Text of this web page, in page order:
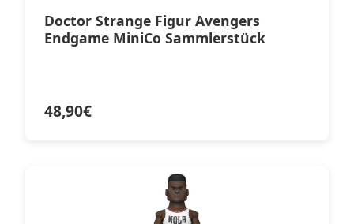
Doctor Strange Figur Avengers
Endgame MiniCo Sammlerstück
48,90€